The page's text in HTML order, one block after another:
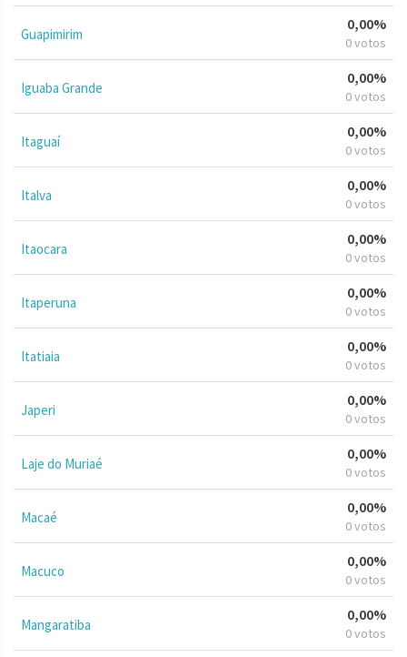
Guapimirim
0,00%
0 votos
Iguaba Grande
0,00%
0 votos
Itaguaí
0,00%
0 votos
Italva
0,00%
0 votos
Itaocara
0,00%
0 votos
Itaperuna
0,00%
0 votos
Itatiaia
0,00%
0 votos
Japeri
0,00%
0 votos
Laje do Muriaé
0,00%
0 votos
Macaé
0,00%
0 votos
Macuco
0,00%
0 votos
Mangaratiba
0,00%
0 votos